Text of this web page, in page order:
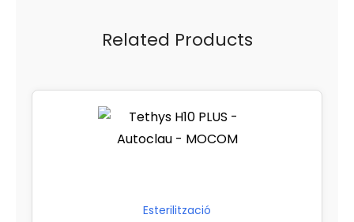
Related Products
Esterilització